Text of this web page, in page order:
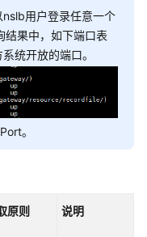
用户登录任意一个
果中，如下端口表
统开放的端口。
。
原则 说明